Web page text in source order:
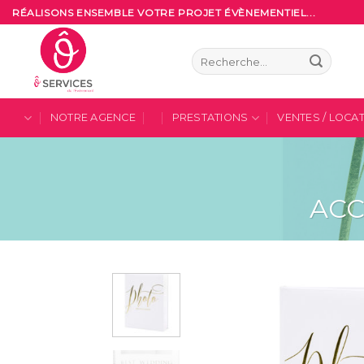
Skip
to
content
RÉALISONS ENSEMBLE VOTRE PROJET ÉVÈNEMENTIEL...
Recherche
pour :
NOTRE AGENCE PRESTATIONS VENTES /